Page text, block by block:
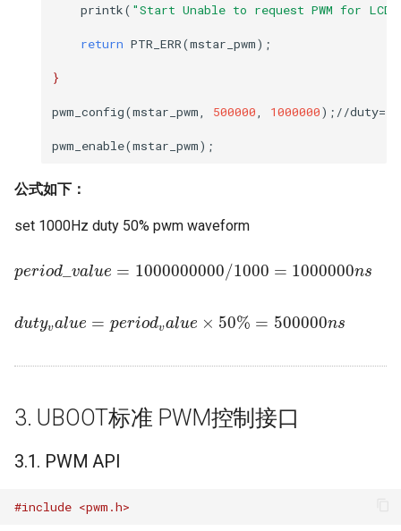
printk( "Start Unable to request PWM for LCD
return PTR_ERR(mstar_pwm);
}
pwm_config(mstar_pwm, 500000, 1000000); //duty=
pwm_enable(mstar_pwm);
公式如下：
set 1000Hz duty 50% pwm waveform
period _value = 1000000000/1000 = 1000000ns
r d a 1000000000 /1000 1000000n
dutyvalue = periodvalue × 50% = 500000ns
d yv i d al × 50%= 500000ns
3. UBOOT标准 PWM控制接口
3.1. PWM API
#include <pwm.h>